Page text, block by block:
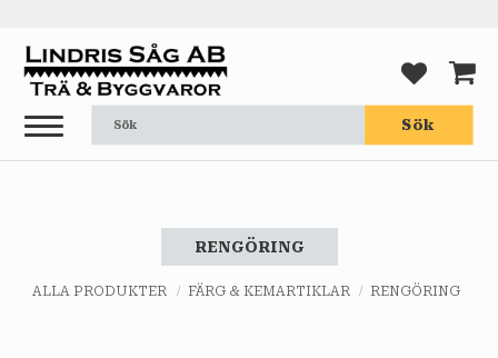
Meny
Sök
RENGÖRING
ALLA PRODUKTER FÄRG & KEMARTIKLAR RENGÖRING